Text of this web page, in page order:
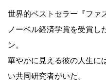
世界的ベストセラー『ファ
ノーベル経済学賞を受賞し
ン。
華やかに見える彼の人生に
い共同研究者がいた。